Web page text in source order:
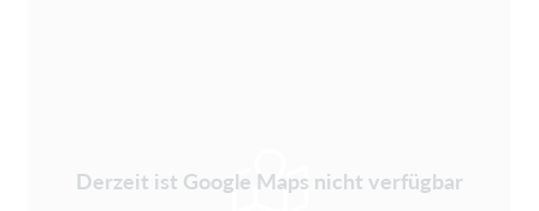
Derzeit ist Google Maps nicht verfügbar